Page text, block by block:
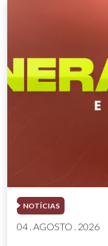
NOTÍCIAS
04 . AGOSTO . 2026